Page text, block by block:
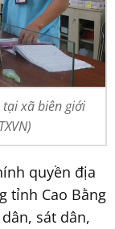
xã biên giới
quyền địa
tỉnh Cao Bằng
sát dân,